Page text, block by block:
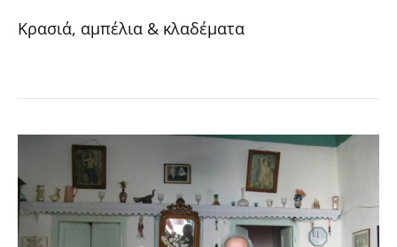
Κρασιά, αμπέλια & κλαδέματα